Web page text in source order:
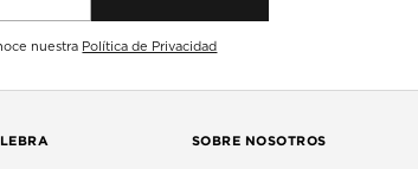
nuestra Política de Privacidad
SOBRE NOSOTROS